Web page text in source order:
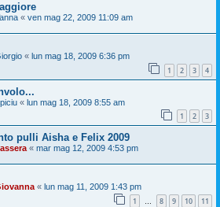
« ven mag 22, 2009 11:09 am
« lun mag 18, 2009 6:36 pm
1 2 3 4
« lun mag 18, 2009 8:55 am
1 2 3
pulli Aisha e Felix 2009
« mar mag 12, 2009 4:53 pm
« lun mag 11, 2009 1:43 pm
1 … 8 9 10 11